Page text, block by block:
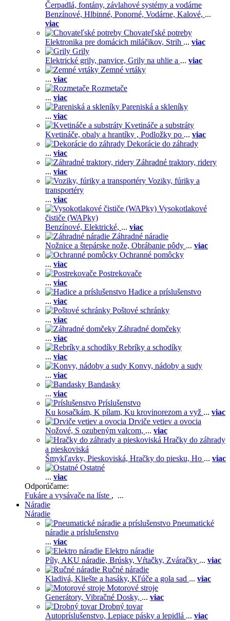
Čerpadlá, fontány, závlahové systémy a vodárne
Benzínové, Hlbinné, Ponorné, Vodárne, Kalové, ...
viac
Chovateľské potreby
Elektronika pre domácich miláčikov, Strih ... viac
Grily
Elektrické grily, panvice, Grily na uhlie a ... viac
Zemné vrtáky
... viac
Rozmetače
... viac
Pareniská a skleníky
... viac
Kvetináče a substráty
Kvetináče, obaly a hrantíky , Podložky po ... viac
Dekorácie do záhrady
... viac
Záhradné traktory, ridery
... viac
Voziky, fúriky a
transportéry
... viac
Vysokotlakové
čističe (WAPky)
Benzínové, Elektrické, ... viac
Záhradné náradie
Nožnice a štepárske nože, Obrábanie pôdy ... viac
Ochranné pomôcky
... viac
Postrekovače
... viac
Hadice a príslušenstvo
... viac
Poštové schránky
... viac
Záhradné domčeky
... viac
Rebríky a schodíky
... viac
Konvy, nádoby a sudy
... viac
Bandasky
... viac
Príslušenstvo
Ku kosačkám, K pílam, Ku krovinorezom a vyž ... viac
Drviče vetiev a ovocia
Nožové, S ozubeným valcom, ... viac
Hračky do záhrady
a pieskoviská
Šmykľavky, Pieskoviská, Hračky do piesku, Ho ... viac
Ostatné
... viac
Odporúčame:
Fukáre a vysávače na líste , ...
Náradie
Náradie
Pneumatické
náradie a príslušenstvo
... viac
Elektro náradie
Píly, AKU náradie, Brúsky, Vŕtačky, Zváračky ... viac
Ručné náradie
Kladivá, Kliešte a hasáky, Kľúče a gola sad ... viac
Motorové stroje
Generátory, Vibračné Dosky, ... viac
Drobný tovar
Autopríslušenstvo, Lepiace pásky a lepidlá ... viac